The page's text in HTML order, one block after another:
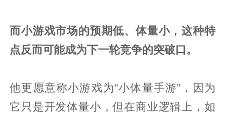
而小游戏市场的预期低、体量小，这种特
点反而可能成为下一轮竞争的突破口。
他更愿意称小游戏为“小体量手游”，因为
它只是开发体量小，但在商业逻辑上，如